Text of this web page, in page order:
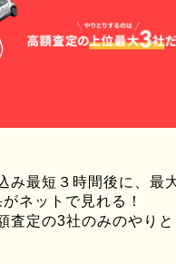
み最短３時間後に、最
ネットで見れる！
査定の3社のみのやり